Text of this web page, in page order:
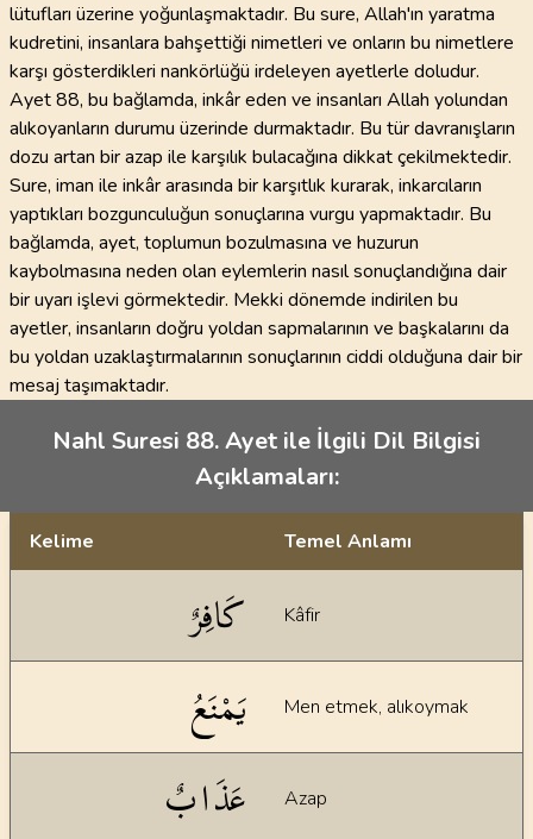
lütufları üzerine yoğunlaşmaktadır. Bu sure, Allah'ın yaratma
kudretini, insanlara bahşettiği nimetleri ve onların bu nimetlere
karşı gösterdikleri nankörlüğü irdeleyen ayetlerle doludur.
Ayet 88, bu bağlamda, inkâr eden ve insanları Allah yolundan
alıkoyanların durumu üzerinde durmaktadır. Bu tür davranışların
dozu artan bir azap ile karşılık bulacağına dikkat çekilmektedir.
Sure, iman ile inkâr arasında bir karşıtlık kurarak, inkarcıların
yaptıkları bozgunculuğun sonuçlarına vurgu yapmaktadır. Bu
bağlamda, ayet, toplumun bozulmasına ve huzurun
kaybolmasına neden olan eylemlerin nasıl sonuçlandığına dair
bir uyarı işlevi görmektedir. Mekki dönemde indirilen bu
ayetler, insanların doğru yoldan sapmalarının ve başkalarını da
bu yoldan uzaklaştırmalarının sonuçlarının ciddi olduğuna dair bir
mesaj taşımaktadır.
Nahl Suresi 88. Ayet ile İlgili Dil Bilgisi
Açıklamaları:
Kelime Temel Anlamı
كَافِرٌ Kâfir
يَمْنَعُ Men etmek, alıkoymak
عَذَابٌ Azap